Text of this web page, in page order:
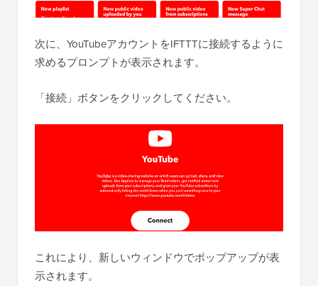
次に、YouTubeアカウントをIFTTTに接続するように
求めるプロンプトが表示されます。
「接続」ボタンをクリックしてください。
これにより、新しいウィンドウでポップアップが表
示されます。